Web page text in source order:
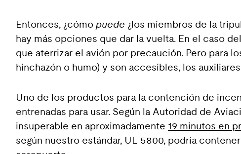
Entonces, ¿cómo puede ¿los miembros de la
hay más opciones que dar la vuelta. En el caso
que aterrizar el avión por precaución. Pero para
hinchazón o humo) y son accesibles, los
Uno de los productos para la contención de
entrenadas para usar. Según la Autoridad de
insuperable en aproximadamente 19 minutos en
según nuestro estándar, UL 5800, podría